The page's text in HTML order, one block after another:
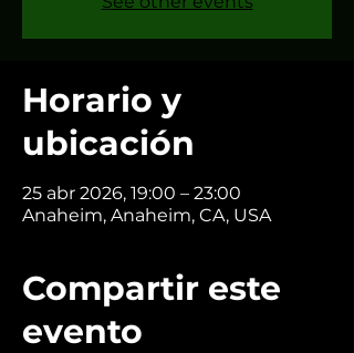
Horario y
ubicación
25 abr 2026, 19:00 – 23:00
Anaheim, Anaheim, CA, USA
Compartir este
evento